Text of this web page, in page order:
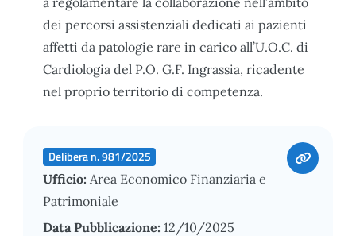
dei percorsi assistenziali dedicati ai pazienti
affetti da patologie rare in carico all’U.O.C. di
Cardiologia del P.O. G.F. Ingrassia, ricadente
nel proprio territorio di competenza.
Delibera n. 981/2025
Ufficio: Area Economico Finanziaria e
Patrimoniale
Data Pubblicazione: 12/10/2025